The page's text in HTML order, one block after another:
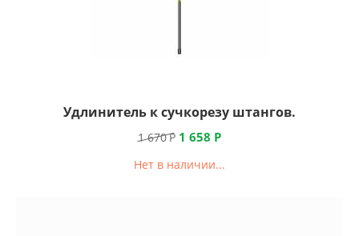
Удлинитель к сучкорезу штангов.
1 670Р 1 658 Р
Нет в наличии...